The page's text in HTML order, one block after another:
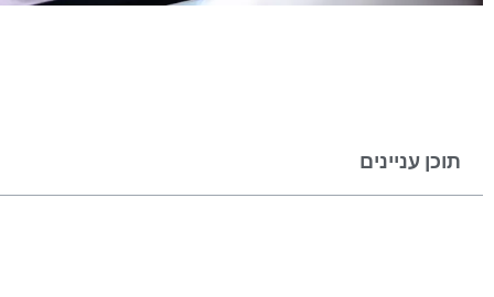
תוכן עניינים